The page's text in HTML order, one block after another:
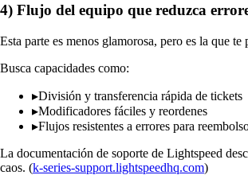
4) Flujo del equipo que reduzca
Esta parte es menos glamorosa, pero es la que
Busca capacidades como:
▸División y transferencia rápida de tickets
▸Modificadores fáciles y reordenes
▸Flujos resistentes a errores para
La documentación de soporte de Lightspeed
caos. (k-series-support.lightspeedhq.com)